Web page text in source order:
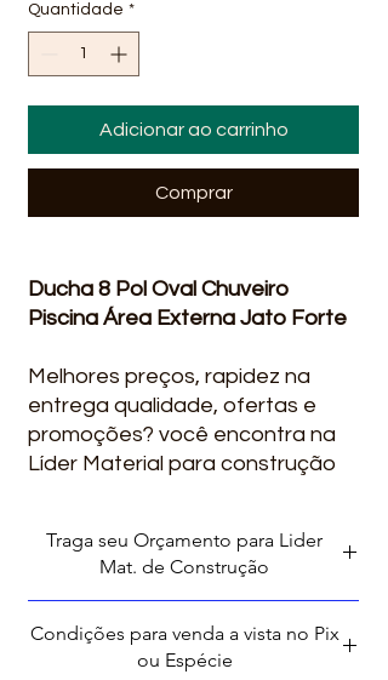
Quantidade *
Adicionar ao carrinho
Comprar
Ducha 8 Pol Oval Chuveiro
Piscina Área Externa Jato Forte
Melhores preços, rapidez na
entrega qualidade, ofertas e
promoções? você encontra na
Líder Material para construção
Praiana, Lauro de Freitas -
BA em Vida Nova Avenida Santo
Amaro de Ipitanga, R. do Lider,
2240, Lauro de Freitas - BA,
42700-000 .
Traga seu Orçamento para Lider
Mat. de Construção
Condições para venda a vista no Pix
ou Espécie